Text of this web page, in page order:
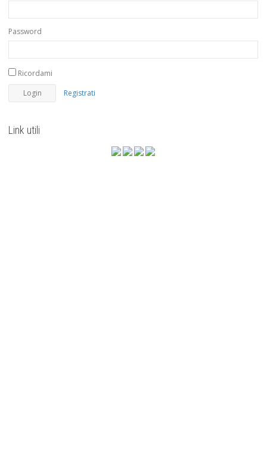
Password
Ricordami
Registrati
Link utili